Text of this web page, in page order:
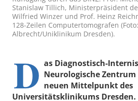
Stanislaw Tillich, Ministerpräsident
Wilfried Winzer und Prof. Heinz
128-Zeilen Computertomografen
Albrecht/Uniklinikum Dresden).
D as Diagnostisch-
Neurologische
neuen Mittelpunkt des
Universitätsklinikums Dresden.